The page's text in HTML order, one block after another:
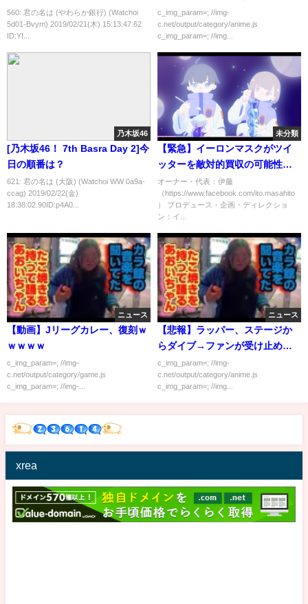
ーム━━━━━━(ﾟ
∀ﾟ)━━━━━━!!!!!
560: 君の名は (やわらか銀行) (Watchoi
5d01-Bvym) 2019/02/21(木) 15:13:47.62
ID:YI...
い。」
c_img_param=; //img-
c.net/output/category/anime.js
c_img_param=; //img...
乃木坂46
[乃木坂46！ 7th Basra Day 2]今
日の順番は？
621: 君の名は (大阪) (Watchoi WW 0a9a-
ccag) 2019/02/22(金)
18:38:02.90ID:p4A0...
未分類
【緊急】イーロンマスクがツイ
ッターを敵対的買収の可能性。
結末を予測！
オーナー・代表：伊藤
（https://www.facebook.com/ito.masahito
） プロデュース・企画・ディレクショ
ン：イ...
ニュース
【動画】Jリーグカレー、復刻ｗ
ｗｗｗｗ
c_img_param=; //img-
c.net/output/category/game.js
c_img_param=; //img-...
ニュース
【悲報】ラッパー、ステージか
らダイブ→ファンが受け止めず
地面に激突
c_img_param=; //img-
c.net/output/category/anime.js
c_img_param=; //img...
xrea